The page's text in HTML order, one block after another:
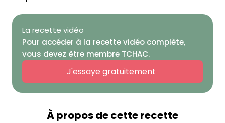
La recette vidéo
Pour accéder à la recette vidéo complète,
vous devez être membre TCHAC.
J'essaye gratuitement
À propos de cette recette